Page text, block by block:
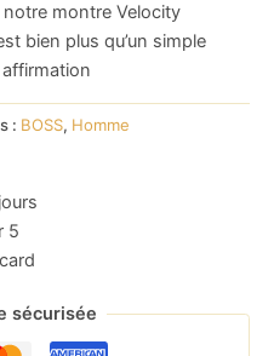
notre montre Velocity
bien plus qu’un simple
: BOSS, Homme
5
sécurisée